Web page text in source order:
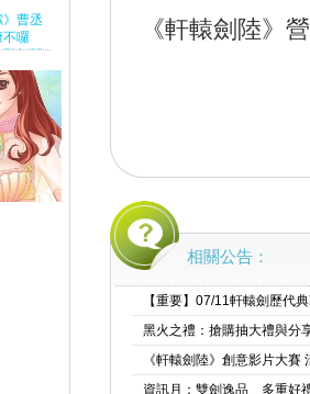
出最新
》曹丞
不囉
刻開
《軒轅劍陸》
相關公告：
【重要】07/11軒轅劍歷代
黑火之禮：搶購抽大禮與
《軒轅劍陸》創意影片大賽
資訊月：雙劍逸品 多重好